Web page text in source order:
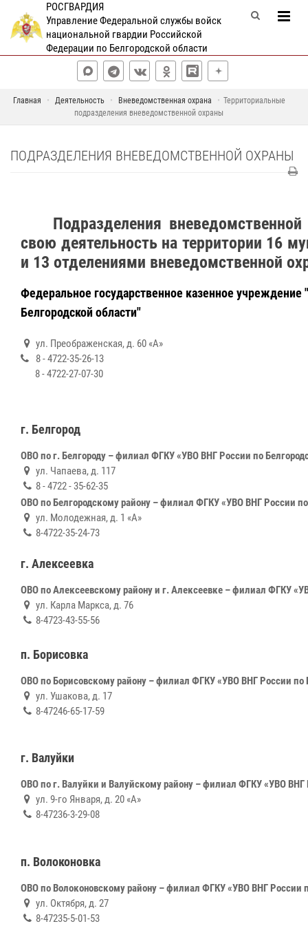
РОСГВАРДИЯ
Управление Федеральной службы войск
национальной гвардии Российской
Федерации по Белгородской области
Главная Деятельность Вневедомственная охрана
Территориальные
подразделения вневедомственной охраны
ПОДРАЗДЕЛЕНИЯ ВНЕВЕДОМСТВЕННОЙ ОХРАНЫ
Подразделения
свою деятельность на территории 16
и 13 отделениями вневедомственной
Федеральное государственное казенное
Белгородской области"
ул. Преображенская, д. 60 «А»
8 - 4722-35-26-13
8 - 4722-27-07-30
г. Белгород
ОВО по г. Белгороду – филиал ФГКУ «УВО ВНГ России по
ул. Чапаева, д. 117
8 - 4722 - 35-62-35
ОВО по Белгородскому району – филиал ФГКУ «УВО ВНГ России
ул. Молодежная, д. 1 «А»
8-4722-35-24-73
г. Алексеевка
ОВО по Алексеевскому району и г. Алексеевке – филиал ФГКУ
ул. Карла Маркса, д. 76
8-4723-43-55-56
п. Борисовка
ОВО по Борисовскому району – филиал ФГКУ «УВО ВНГ России по
ул. Ушакова, д. 17
8-47246-65-17-59
г. Валуйки
ОВО по г. Валуйки и Валуйскому району – филиал ФГКУ «УВО ВНГ
ул. 9-го Января, д. 20 «А»
8-47236-3-29-08
п. Волоконовка
ОВО по Волоконовскому району – филиал ФГКУ «УВО ВНГ России
ул. Октября, д. 27
8-47235-5-01-53